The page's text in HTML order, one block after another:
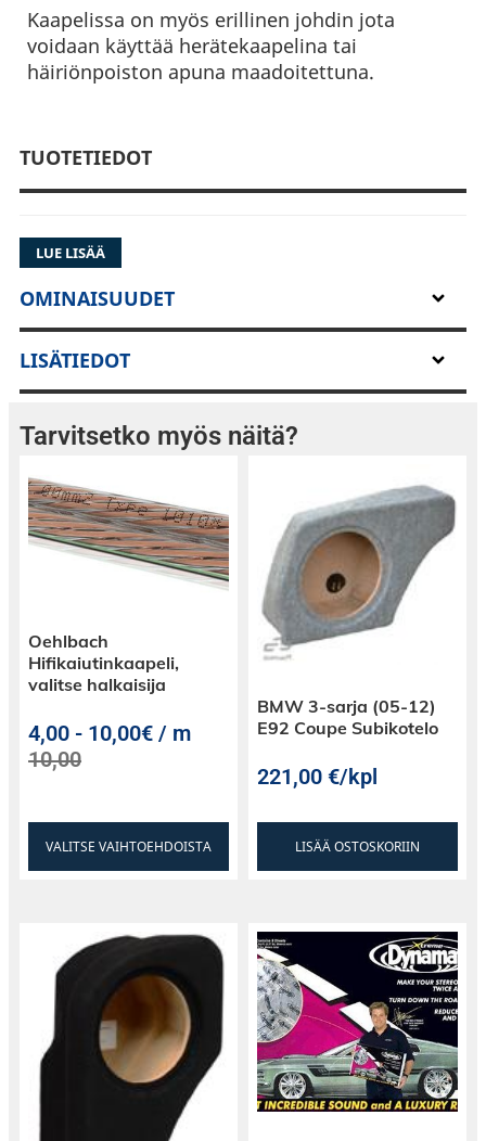
Kaapelissa on myös erillinen johdin jota
voidaan käyttää herätekaapelina tai
häiriönpoiston apuna maadoitettuna.
TUOTETIEDOT
LUE LISÄÄ
OMINAISUUDET
LISÄTIEDOT
Tarvitsetko myös näitä?
Oehlbach
Hifikaiutinkaapeli,
valitse halkaisija
4,00 - 10,00€ / m
10,00
VALITSE VAIHTOEHDOISTA
BMW 3-sarja (05-12)
E92 Coupe Subikotelo
221,00€/kpl
LISÄÄ OSTOSKORIIN